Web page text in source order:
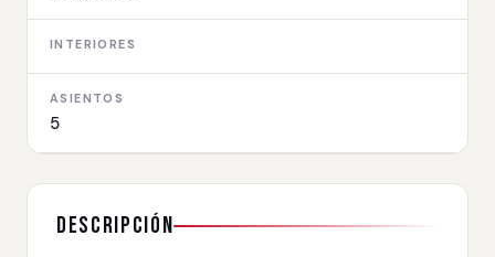
INTERIORES
ASIENTOS
5
Descripción